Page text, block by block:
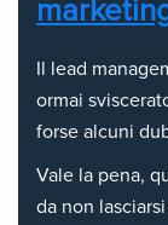
Il lead
ormai
forse alcuni
Vale la pena,
da non